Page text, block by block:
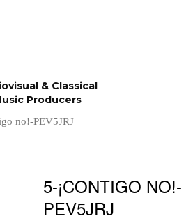
& Classical
Producers
no!-PEV5JRJ
5-¡CONTIGO NO!-
PEV5JRJ